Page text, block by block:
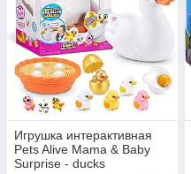
Игрушка интерактивная
Pets Alive Mama & Baby
Surprise - ducks